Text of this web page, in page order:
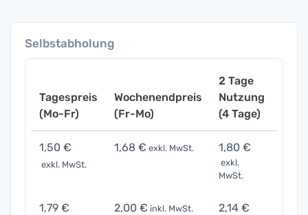
Selbstabholung
Tagespreis
(Mo-Fr)
Wochenendpreis
(Fr-Mo)
2 Tage
Nutzung
(4 Tage)
1,50 €
exkl. MwSt.
1,68 € exkl. MwSt. 1,80 €
exkl.
MwSt.
1,79 € 2,00 € inkl. MwSt. 2,14 €